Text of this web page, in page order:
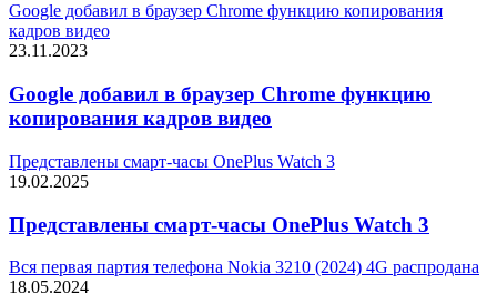
Google добавил в браузер Chrome функцию копирования
кадров видео
23.11.2023
Google добавил в браузер Chrome функцию
копирования кадров видео
Представлены смарт-часы OnePlus Watch 3
19.02.2025
Представлены смарт-часы OnePlus Watch 3
Вся первая партия телефона Nokia 3210 (2024) 4G распродана
18.05.2024